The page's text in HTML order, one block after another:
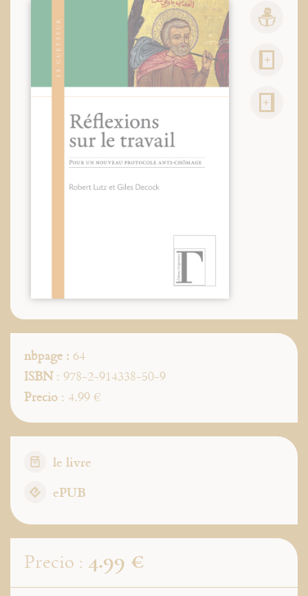
nbpage : 64
ISBN: 978-2-914338-50-9
Precio : 4.99 €
le livre
ePUB
Precio : 4.99 €